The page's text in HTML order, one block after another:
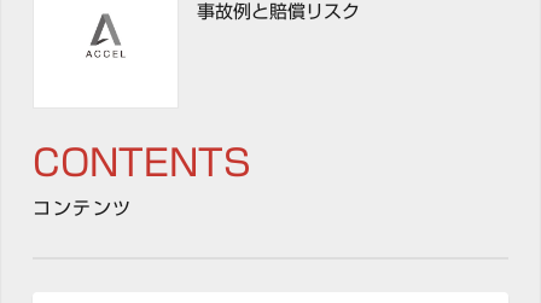
事故例と賠償リスク
CONTENTS
コンテンツ